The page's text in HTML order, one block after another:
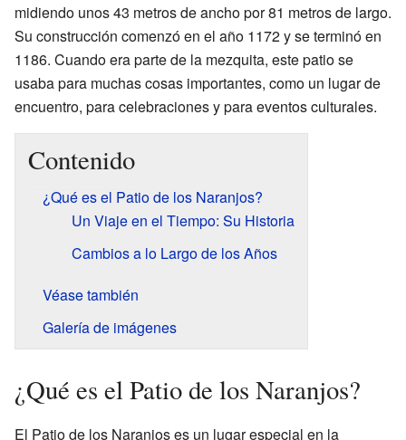
midiendo unos 43 metros de ancho por 81 metros de largo.
Su construcción comenzó en el año 1172 y se terminó en
1186. Cuando era parte de la mezquita, este patio se
usaba para muchas cosas importantes, como un lugar de
encuentro, para celebraciones y para eventos culturales.
Contenido
¿Qué es el Patio de los Naranjos?
Un Viaje en el Tiempo: Su Historia
Cambios a lo Largo de los Años
Véase también
Galería de imágenes
¿Qué es el Patio de los Naranjos?
El Patio de los Naranjos es un lugar especial en la